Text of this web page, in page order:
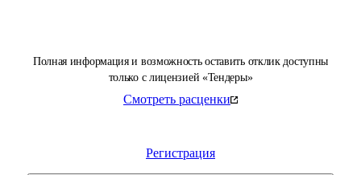
Полная информация и возможность оставить отклик доступны
только с лицензией «Тендеры»
Смотреть расценки
Регистрация